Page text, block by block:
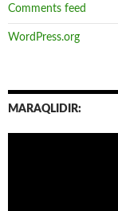
Comments feed
WordPress.org
MARAQLIDIR: